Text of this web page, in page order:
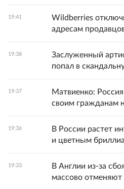
19:41
Wildberries
адресам
19:38
Заслуженный
попал в
19:37
Матвиенко:
своим гражданам
19:36
В России растет
и цветным
19:33
В Англии из-за
массово